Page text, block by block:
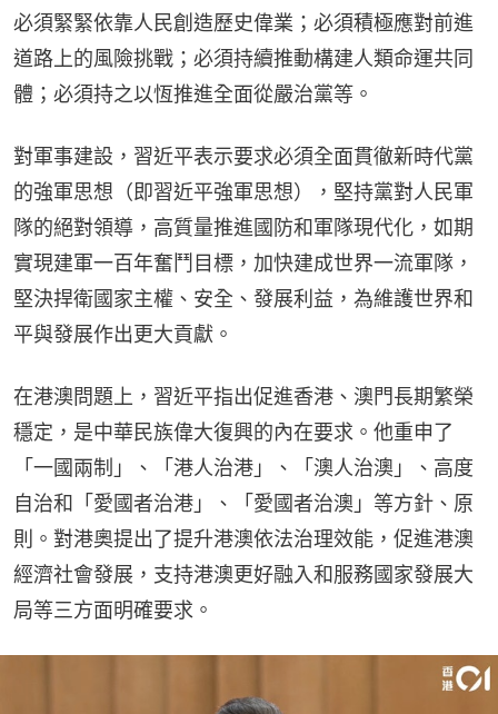
必須緊緊依靠人民創造歷史偉業；必須積極應對前進
道路上的風險挑戰；必須持續推動構建人類命運共同
體；必須持之以恆推進全面從嚴治黨等。
對軍事建設，習近平表示要求必須全面貫徹新時代黨
的強軍思想（即習近平強軍思想），堅持黨對人民軍
隊的絕對領導，高質量推進國防和軍隊現代化，如期
實現建軍一百年奮鬥目標，加快建成世界一流軍隊，
堅決捍衛國家主權、安全、發展利益，為維護世界和
平與發展作出更大貢獻。
在港澳問題上，習近平指出促進香港、澳門長期繁榮
穩定，是中華民族偉大復興的內在要求。他重申了
「一國兩制」、「港人治港」、「澳人治澳」、高度
自治和「愛國者治港」、「愛國者治澳」等方針、原
則。對港奧提出了提升港澳依法治理效能，促進港澳
經濟社會發展，支持港澳更好融入和服務國家發展大
局等三方面明確要求。